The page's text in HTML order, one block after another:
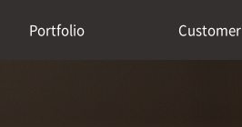
Portfolio Customer